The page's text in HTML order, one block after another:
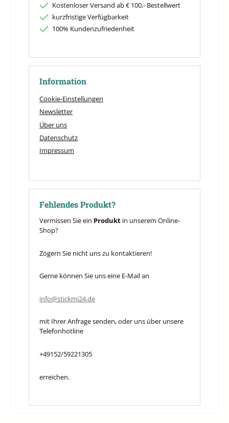
Kostenloser Versand ab € 100,- Bestellwert
kurzfristige Verfügbarkeit
100% Kundenzufriedenheit
Information
Cookie-Einstellungen
Newsletter
Über uns
Datenschutz
Impressum
Fehlendes Produkt?
Vermissen Sie ein Produkt in unserem Online-
Shop?
Zögern Sie nicht uns zu kontaktieren!
Gerne können Sie uns eine E-Mail an
info@stickmi24.de
mit Ihrer Anfrage senden, oder uns über unsere
Telefonhotline
+49152/59221305
erreichen.